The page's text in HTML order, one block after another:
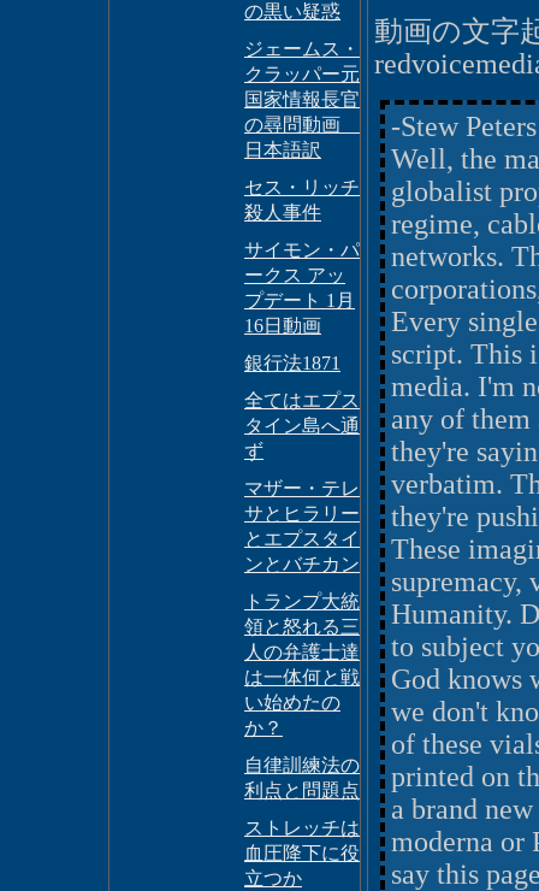
の黒い疑惑
ジェームス・
クラッパー元
国家情報長官
の尋問動画
日本語訳
セス・リッチ
殺人事件
サイモン・パ
ークス アッ
プデート 1月
16日動画
銀行法1871
全てはエプス
タイン島へ通
ず
マザー・テレ
サとヒラリー
とエプスタイ
ンとバチカン
トランプ大統
領と怒れる三
人の弁護士達
は一体何と戦
い始めたの
か？
自律訓練法の
利点と問題点
ストレッチは
血圧降下に役
立つか
動画の文字
-Stew Peters
Well, the
globalist
regime,
networks.
Every
script. This
media. I'm
any of them
they're
verbatim.
they're
These
supremacy,
Humanity.
to subject
God knows
we don't
of these
printed on
a brand
moderna or
say this